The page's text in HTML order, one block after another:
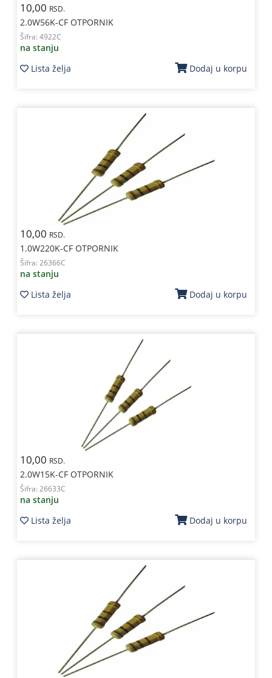
10,00 RSD.
2.0W56K-CF OTPORNIK
Šifra: 4922C
na stanju
Lista želja
Dodaj u korpu
10,00 RSD.
1.0W220K-CF OTPORNIK
Šifra: 26366C
na stanju
Lista želja
Dodaj u korpu
10,00 RSD.
2.0W15K-CF OTPORNIK
Šifra: 26633C
na stanju
Lista želja
Dodaj u korpu